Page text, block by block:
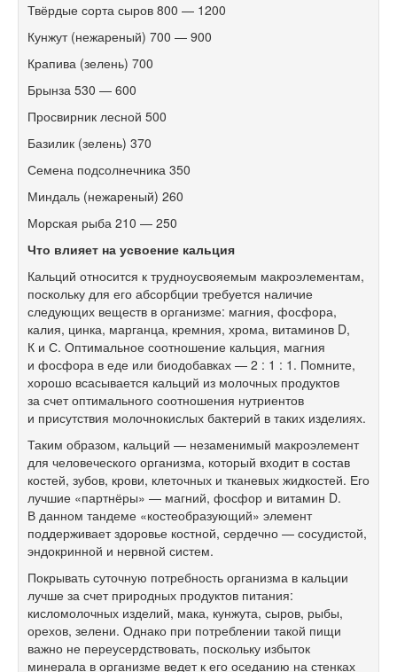
Твёрдые сорта сыров 800 — 1200
Кунжут (нежареный) 700 — 900
Крапива (зелень) 700
Брынза 530 — 600
Просвирник лесной 500
Базилик (зелень) 370
Семена подсолнечника 350
Миндаль (нежареный) 260
Морская рыба 210 — 250
Что влияет на усвоение кальция
Кальций относится к трудноусвояемым макроэлементам,
поскольку для его абсорбции требуется наличие
следующих веществ в организме: магния, фосфора,
калия, цинка, марганца, кремния, хрома, витаминов D,
К и С. Оптимальное соотношение кальция, магния
и фосфора в еде или биодобавках — 2 : 1 : 1. Помните,
хорошо всасывается кальций из молочных продуктов
за счет оптимального соотношения нутриентов
и присутствия молочнокислых бактерий в таких изделиях.
Таким образом, кальций — незаменимый макроэлемент
для человеческого организма, который входит в состав
костей, зубов, крови, клеточных и тканевых жидкостей. Его
лучшие «партнёры» — магний, фосфор и витамин D.
В данном тандеме «костеобразующий» элемент
поддерживает здоровье костной, сердечно — сосудистой,
эндокринной и нервной систем.
Покрывать суточную потребность организма в кальции
лучше за счет природных продуктов питания:
кисломолочных изделий, мака, кунжута, сыров, рыбы,
орехов, зелени. Однако при потреблении такой пищи
важно не переусердствовать, поскольку избыток
минерала в организме ведет к его оседанию на стенках